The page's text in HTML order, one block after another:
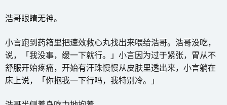
浩哥眼睛无神。
小言跑到药箱里把速效救心丸找出来喂给浩哥。浩哥没吃，
说，「我没事，缓一下就行。」小言因为过于紧张，胃从不
舒服开始疼痛，开始有汗珠慢慢从皮肤里透出来，小言躺在
床上说，「你抱我一下行吗，我特别冷。」